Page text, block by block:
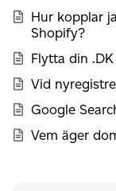
Hur kopplar
Shopify?
Flytta din
Vid
Google
Vem äger